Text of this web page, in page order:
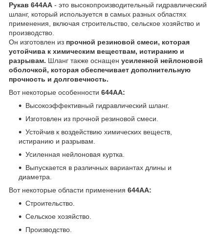
Рукав 644AA - это высокопроизводительный гидравлический
шланг, который используется в самых разных областях
применения, включая строительство, сельское хозяйство и
производство.
Он изготовлен из прочной резиновой смеси, которая
устойчива к химическим веществам, истиранию и
разрывам. Шланг также оснащен усиленной нейлоновой
оболочкой, которая обеспечивает дополнительную
прочность и долговечность.
Вот некоторые особенности 644AA:
Высокоэффективный гидравлический шланг.
Изготовлен из прочной резиновой смеси.
Устойчив к воздействию химических веществ,
истиранию и разрывам.
Усиленная нейлоновая куртка.
Выпускается в различных вариантах длины и
диаметра.
Вот некоторые области применения 644AA:
Строительство.
Сельское хозяйство.
Производство.